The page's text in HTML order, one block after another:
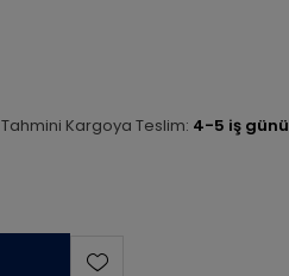
Tahmini Kargoya Teslim: 4-5 iş günü